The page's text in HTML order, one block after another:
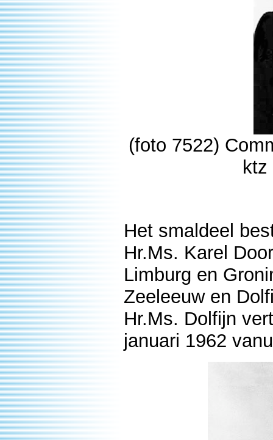
(foto 7522)
Het smaldeel
Hr.Ms. Karel
Limburg en
Zeeleeuw en
Hr.Ms. Dolfijn
januari 1962